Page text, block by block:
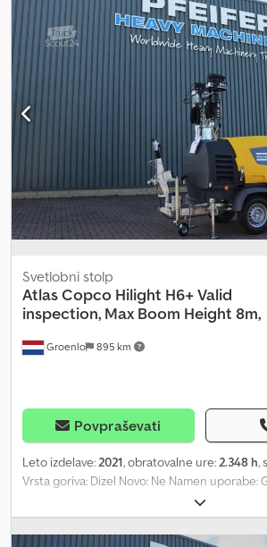
Groenlo 895 km
Svetlobni stolp
Atlas Copco Hilight H6+ Valid
inspection, Max Boom Height 8m,
Povpraševati
Leto izdelave:2021, obratovalne ure:2.348 h,
Vrsta goriva: Dizel Novo: Ne Namen uporabe:
Znamka motorja: Kubota Dimenzije tovornega
x 250 cm Serijska številka: ESF207367
več informacij se obrnite na PFEIFER GROUP.